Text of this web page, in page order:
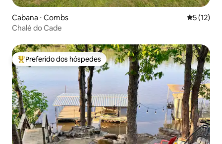
Cabana ⋅ Combs 5 de uma
5 (12)
Chalé do Cade
Entre os melhores preferidos dos hóspedes
Preferido dos hóspedes